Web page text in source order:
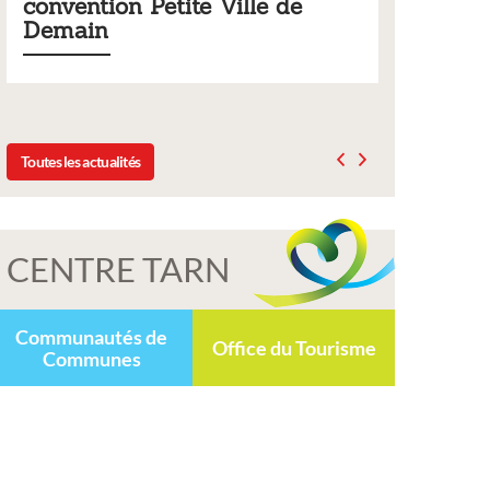
de
municipaux
Toutes les actualités
CENTRE TARN
Communautés de
Communes
Office du Tourisme